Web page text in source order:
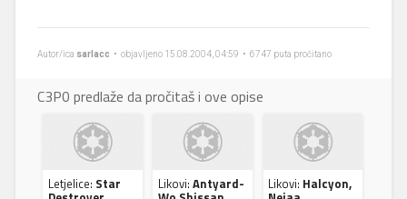
Autor/ica sarlacc • objavljeno 15.08.2004, 04:59 • 6747 puta pročitano
C3P0 predlaže da pročitaš i ove opise
Letjelice: Star Likovi: Antyard- Likovi: Halcyon,